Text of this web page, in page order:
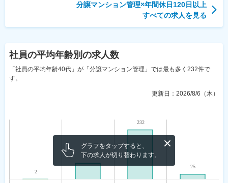
分譲マンション管理×年間休日120日以上
すべての求人を見る
社員の平均年齢別の求人数
「社員の平均年齢40代」が「分譲マンション管理」では最も多く232件で
す。
更新日： 2026/8/6（木）
グラフをタップすると、
下の求人が切り替わります。